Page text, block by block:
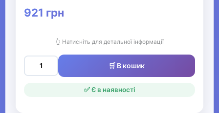
▶ Офіс, школа, книги
921 грн
👆 Натисніть для детальної інформації
🛒 В кошик
✅ Є в наявності